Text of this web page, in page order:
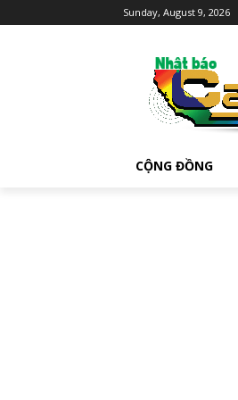
Sunday, August 9, 2026
CỘNG ĐỒNG